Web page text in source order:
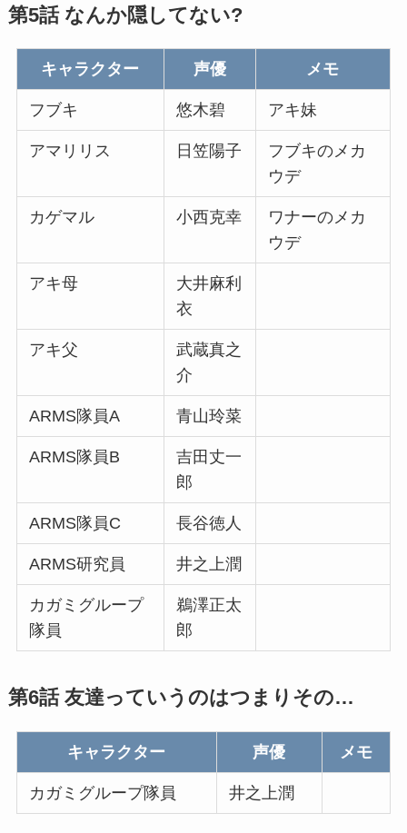
第5話 なんか隠してない?
キャラクター 声優 メモ
フブキ 悠木碧 アキ妹
アマリリス 日笠陽子
フブキのメカ
ウデ
カゲマル 小西克幸
ワナーのメカ
ウデ
アキ母
大井麻利
衣
アキ父
武蔵真之
介
ARMS隊員A 青山玲菜
ARMS隊員B
吉田丈一
郎
ARMS隊員C 長谷徳人
ARMS研究員 井之上潤
カガミグループ
隊員
鵜澤正太
郎
第6話 友達っていうのはつまりその…
キャラクター 声優 メモ
カガミグループ隊員 井之上潤